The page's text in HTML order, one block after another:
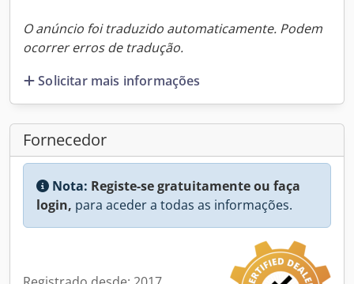
O anúncio foi traduzido automaticamente. Podem
ocorrer erros de tradução.
Solicitar mais informações
Fornecedor
Nota: Registe-se gratuitamente ou faça
login, para aceder a todas as informações.